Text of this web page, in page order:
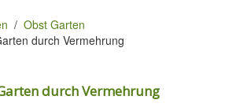
Obst Garten
durch Vermehrung
durch Vermehrung